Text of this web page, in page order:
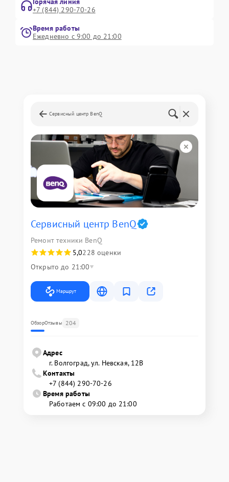
+7 (844) 290-70-26
Время работы
Ежедневно с 9:00 до 21:00
Сервисный центр BenQ
Сервисный центр BenQ
Ремонт техники BenQ
5,0228 оценки
Открыто до 21:00
Маршрут
ОбзорОтзывы 204
Адрес
г. Волгоград, ул. Невская, 12В
Контакты
+7 (844) 290-70-26
Время работы
Работаем с 09:00 до 21:00